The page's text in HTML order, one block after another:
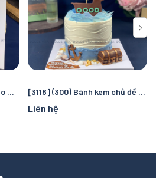
[3819] (60) Bánh kem in logo Manchester City – Quà tặng sinh nhật hoàn hảo cho fan bóng đá [3118] (300) Bánh kem chủ đề cướp biển và đại dương – Chuyến truy tìm kho báu kỳ thú cho bé
Liên hệ